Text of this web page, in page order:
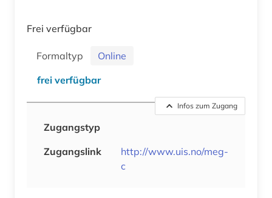
Frei verfügbar
Formaltyp
Online
frei verfügbar
Infos zum Zugang
Zugangstyp
Zugangslink
http://www.uis.no/meg-
c